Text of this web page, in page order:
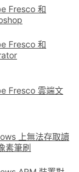
Fresco 和
Fresco 和
Fresco 雲端文
上無法存取讀
素筆刷